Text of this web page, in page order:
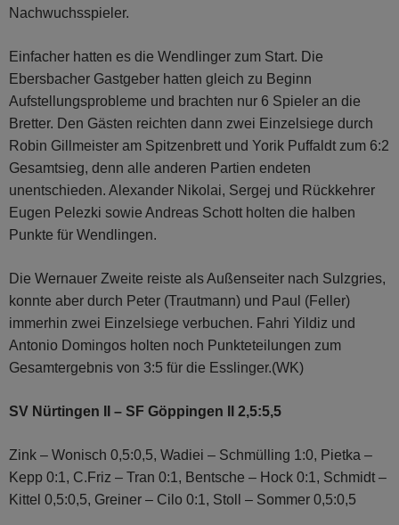
Nachwuchsspieler.
Einfacher hatten es die Wendlinger zum Start. Die
Ebersbacher Gastgeber hatten gleich zu Beginn
Aufstellungsprobleme und brachten nur 6 Spieler an die
Bretter. Den Gästen reichten dann zwei Einzelsiege durch
Robin Gillmeister am Spitzenbrett und Yorik Puffaldt zum 6:2
Gesamtsieg, denn alle anderen Partien endeten
unentschieden. Alexander Nikolai, Sergej und Rückkehrer
Eugen Pelezki sowie Andreas Schott holten die halben
Punkte für Wendlingen.
Die Wernauer Zweite reiste als Außenseiter nach Sulzgries,
konnte aber durch Peter (Trautmann) und Paul (Feller)
immerhin zwei Einzelsiege verbuchen. Fahri Yildiz und
Antonio Domingos holten noch Punkteteilungen zum
Gesamtergebnis von 3:5 für die Esslinger.(WK)
SV Nürtingen II – SF Göppingen II 2,5:5,5
Zink – Wonisch 0,5:0,5, Wadiei – Schmülling 1:0, Pietka –
Kepp 0:1, C.Friz – Tran 0:1, Bentsche – Hock 0:1, Schmidt –
Kittel 0,5:0,5, Greiner – Cilo 0:1, Stoll – Sommer 0,5:0,5